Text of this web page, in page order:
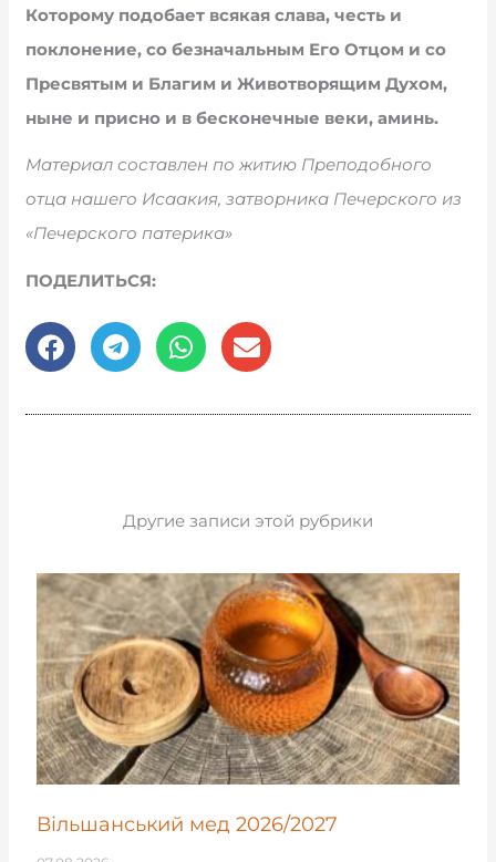
Которому подобает всякая слава, честь и
поклонение, со безначальным Его Отцом и со
Пресвятым и Благим и Животворящим Духом,
ныне и присно и в бесконечные веки, аминь.
Материал составлен по житию Преподобного
отца нашего Исаакия, затворника Печерского из
«Печерского патерика»
ПОДЕЛИТЬСЯ:
Другие записи этой рубрики
Вільшанський мед 2026/2027